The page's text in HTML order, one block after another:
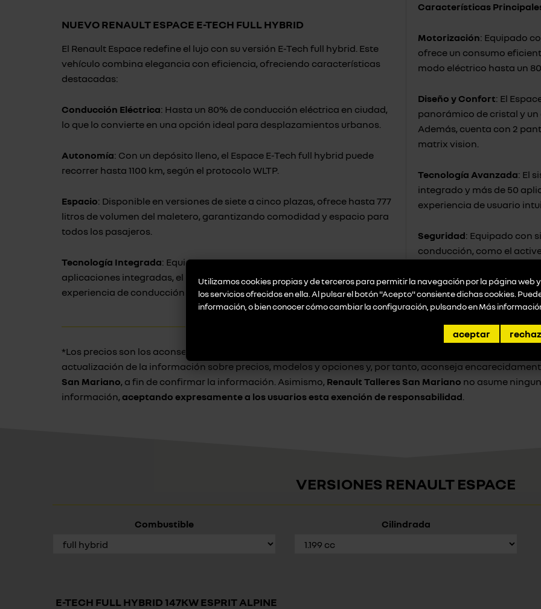
NUEVO RENAULT ESPACE E-TECH FULL HYBRID
El Renault Espace redefine el lujo con su versión E-Tech full hybrid. Este
vehículo combina elegancia con eficiencia, ofreciendo características
destacadas:
Conducción Eléctrica: Hasta un 80% de conducción eléctrica en ciudad,
lo que lo convierte en una opción ideal para desplazamientos urbanos.
Autonomía: Con un depósito lleno, el Espace E-Tech full hybrid puede
recorrer hasta 1100 km, según el protocolo WLTP.
Espacio: Disponible en versiones de siete a cinco plazas, ofrece hasta 777
litros de volumen del maletero, garantizando comodidad y espacio para
todos los pasajeros.
Tecnología Integrada: Equipado con servicios Google y más de 50
aplicaciones integradas, el Espace E-Tech full hybrid garantiza una
experiencia de conducción conectada.
Características
Motorización: Equipado
ofrece un consumo
modo eléctrico hasta un
Diseño y Confort: El
panorámico de cristal y
Además, cuenta con 2
matrix vision.
Tecnología Avanzada: El
integrado y más de 50
experiencia de usuario
Seguridad: Equipado con
conducción, como el
iluminación adaptativa
asistencia a la
*Los precios son los aconsejados de venta al público y tienen carácter indicativo,
actualización de la información sobre precios, modelos y opciones y, por tanto, aconseja
San Mariano, a fin de confirmar la información. Asimismo, Renault Talleres San Mariano no asume
información, aceptando expresamente a los usuarios esta exención de responsabilidad
VERSIONES RENAULT ESPACE
Combustible Cilindrada
E-TECH FULL HYBRID 147KW ESPRIT ALPINE
Utilizamos cookies propias y de terceros para permitir la navegación por la página web
los servicios ofrecidos en ella. Al pulsar el botón "Acepto" consiente dichas cookies.
información, o bien conocer cómo cambiar la configuración, pulsando enMás
aceptar